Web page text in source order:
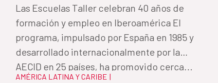
Las Escuelas Taller celebran 40 años de
formación y empleo en Iberoamérica El
programa, impulsado por España en 1985 y
desarrollado internacionalmente por la
AECID en 25 países, ha promovido cerca...
AMÉRICA LATINA Y CARIBE |